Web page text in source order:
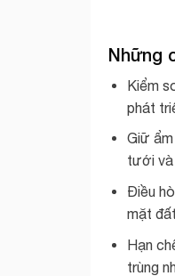
Những
Kiểm
phát
Giữ
tưới
Điều
mặt
Hạn
trùng